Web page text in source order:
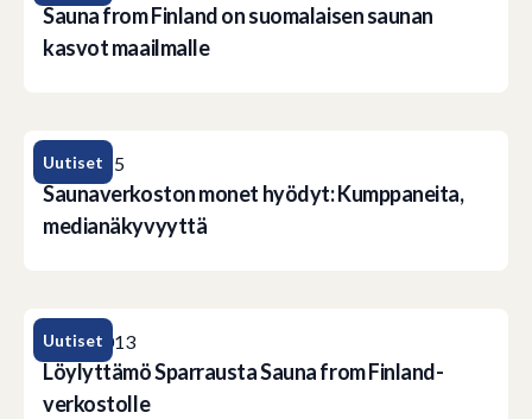
Sauna from Finland on suomalaisen saunan
kasvot maailmalle
Uutiset
30.1.2015
Saunaverkoston monet hyödyt: Kumppaneita,
medianäkyvyyttä
Uutiset
14.10.2013
Löylyttämö Sparrausta Sauna from Finland-
verkostolle